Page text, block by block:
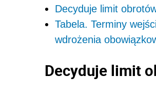
Decyduje limit
Tabela. Terminy
wdrożenia
Decyduje limit